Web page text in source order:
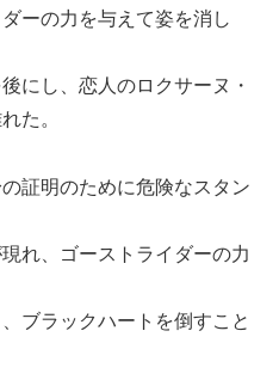
ーの力を与えて姿を消し
にし、恋人のロクサーヌ・
た。
証明のために危険なスタン
れ、ゴーストライダーの力
ブラックハートを倒すこと